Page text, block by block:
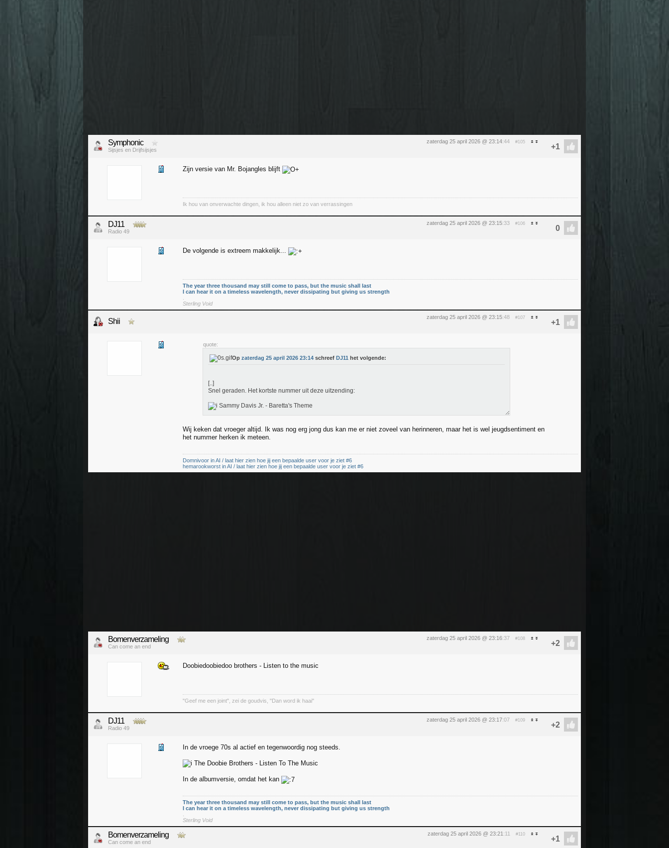
zaterdag 25 april 2026 @ 23:14:44 #105
Symphonic
Sijsjes en Drijfsijsjes
Zijn versie van Mr. Bojangles blijft
Ik hou van onverwachte dingen, ik hou alleen niet zo van verrassingen
zaterdag 25 april 2026 @ 23:15:33 #106
DJ11
Radio 49
De volgende is extreem makkelijk...
The year three thousand may still come to pass, but the music shall last
I can hear it on a timeless wavelength, never dissipating but giving us strength
Sterling Void
zaterdag 25 april 2026 @ 23:15:48 #107
Shii
quote:
Op zaterdag 25 april 2026 23:14 schreef DJ11 het volgende:
[..]
Snel geraden. Het kortste nummer uit deze uitzending:
Sammy Davis Jr. - Baretta's Theme
Wij keken dat vroeger altijd. Ik was nog erg jong dus kan me er niet zoveel van herinneren, maar het is wel jeugdsentiment en
het nummer herken ik meteen.
Domnivoor in AI / laat hier zien hoe jij een bepaalde user voor je ziet #6
hemarookworst in AI / laat hier zien hoe jij een bepaalde user voor je ziet #6
zaterdag 25 april 2026 @ 23:16:37 #108
Bomenverzameling
Can come an end
Doobiedoobiedoo brothers - Listen to the music
"Geef me een joint", zei de goudvis, "Dan word ik haai"
zaterdag 25 april 2026 @ 23:17:07 #109
DJ11
Radio 49
In de vroege 70s al actief en tegenwoordig nog steeds.
The Doobie Brothers - Listen To The Music
In de albumversie, omdat het kan
The year three thousand may still come to pass, but the music shall last
I can hear it on a timeless wavelength, never dissipating but giving us strength
Sterling Void
zaterdag 25 april 2026 @ 23:21 :11 #110
Bomenverzameling
Can come an end